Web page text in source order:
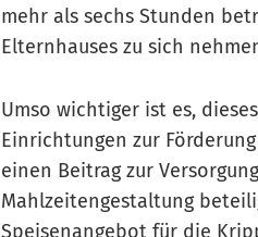
mehr als sechs Stunden
Elternhauses zu sich
Umso wichtiger ist es,
Einrichtungen zur
einen Beitrag zur
Mahlzeitengestaltung
Speisenangebot für die